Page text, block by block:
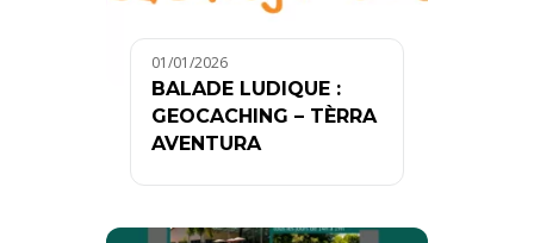
01/01/2026
BALADE LUDIQUE :
GEOCACHING – TÈRRA
AVENTURA